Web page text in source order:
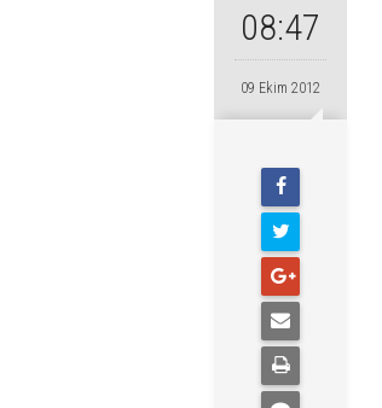
08:47
09 Ekim 2012